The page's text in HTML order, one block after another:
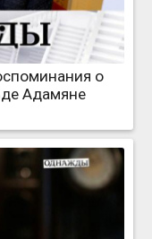
о
Адамяне